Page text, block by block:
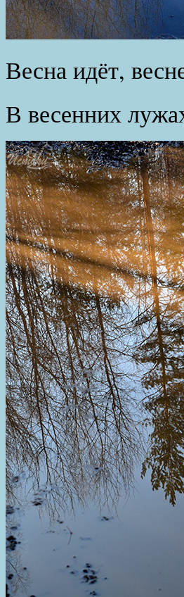
Весна идёт,
В весенних